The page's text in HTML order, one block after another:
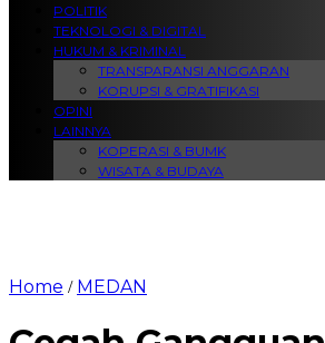
POLITIK
TEKNOLOGI & DIGITAL
HUKUM & KRIMINAL
TRANSPARANSI ANGGARAN
KORUPSI & GRATIFIKASI
OPINI
LAINNYA
KOPERASI & BUMK
WISATA & BUDAYA
Home / MEDAN